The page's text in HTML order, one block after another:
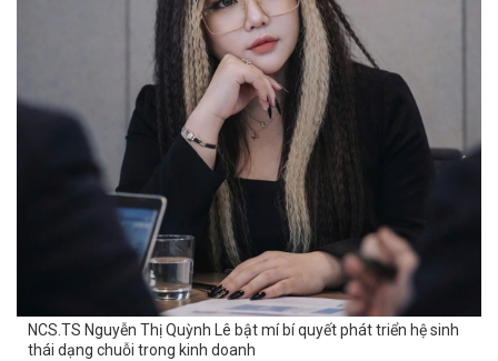
NCS.TS Nguyễn Thị Quỳnh Lê bật mí bí quyết phát triển hệ sinh
thái dạng chuỗi trong kinh doanh